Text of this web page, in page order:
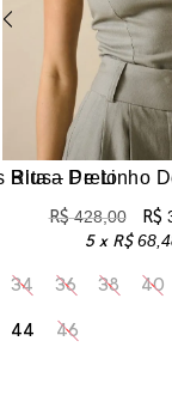
Rita – Preto
Blusa De Linho
R$428,00 R$
5 x R$
34 36 38 40
44 46